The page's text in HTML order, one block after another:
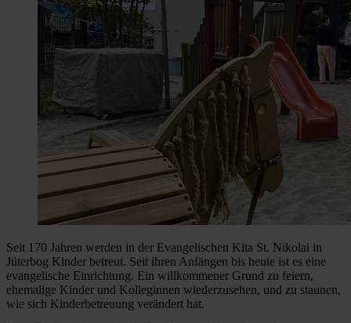
Seit 170 Jahren werden in der Evangelischen Kita St. Nikolai in
Jüterbog Kinder betreut. Seit ihren Anfängen bis heute ist es eine
evangelische Einrichtung. Ein willkommener Grund zu feiern,
ehemalige Kinder und Kolleginnen wiederzusehen, und zu staunen,
wie sich Kinderbetreuung verändert hat.